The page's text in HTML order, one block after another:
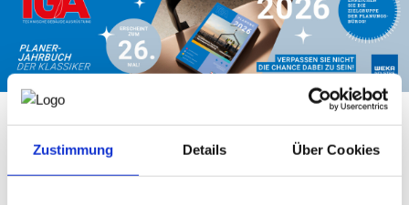
Zustimmung Details Über Cookies
MITGLIEDER­VERZEICHNIS
SERVICE
WIENING NACHWUCHS­WETTBEWERB
TGA Planer-Wettbewerb 2026